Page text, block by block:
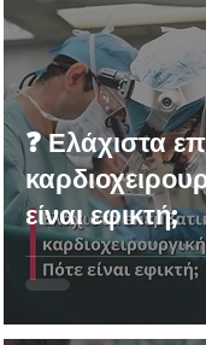
❓ Ελάχιστα
είναι εφικτή;